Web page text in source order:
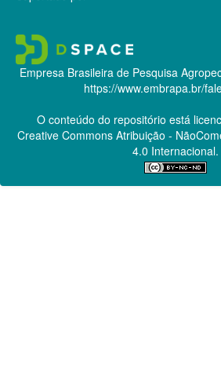
Empresa Brasileira de Pesquisa
https://www.embrapa.br/
O conteúdo do repositório está
Creative CommonsAtribuição -
4.0 Internacional.